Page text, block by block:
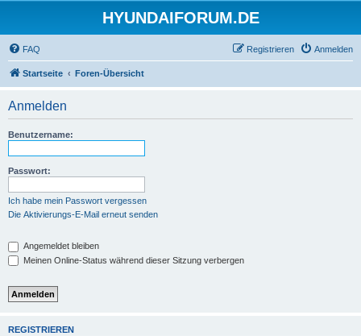
HYUNDAIFORUM.DE
FAQ Anmelden
Registrieren
Startseite Foren-Übersicht
Anmelden
Benutzername:
Passwort:
Ich habe mein Passwort vergessen
Die Aktivierungs-E-Mail erneut senden
Angemeldet bleiben
Meinen Online-Status während dieser Sitzung verbergen
REGISTRIEREN